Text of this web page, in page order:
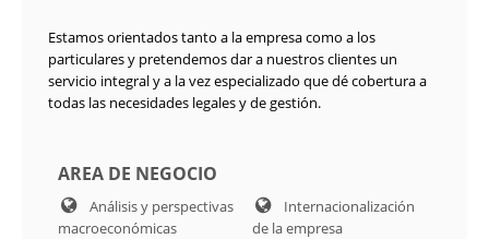
Estamos orientados tanto a la empresa como a los
particulares y pretendemos dar a nuestros clientes un
servicio integral y a la vez especializado que dé cobertura a
todas las necesidades legales y de gestión.
AREA DE NEGOCIO
Análisis y perspectivas
macroeconómicas
Internacionalización
de la empresa